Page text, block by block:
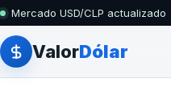
Mercado USD/CLP actualizado
ValorDólar